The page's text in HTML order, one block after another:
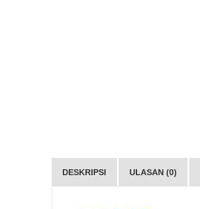
DESKRIPSI ULASAN (0)